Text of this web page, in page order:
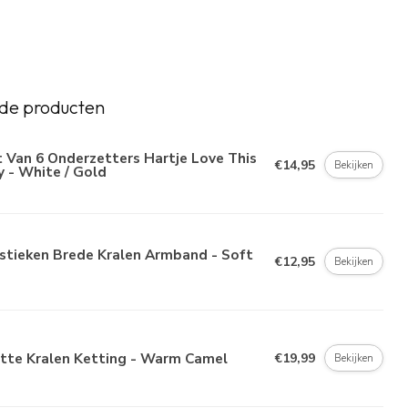
producten
Van 6 Onderzetters Hartje Love This
- White / Gold €14,95 Bekijken
Brede Kralen Armband - Soft €12,95 Bekijken
Kralen Ketting - Warm Camel €19,99 Bekijken